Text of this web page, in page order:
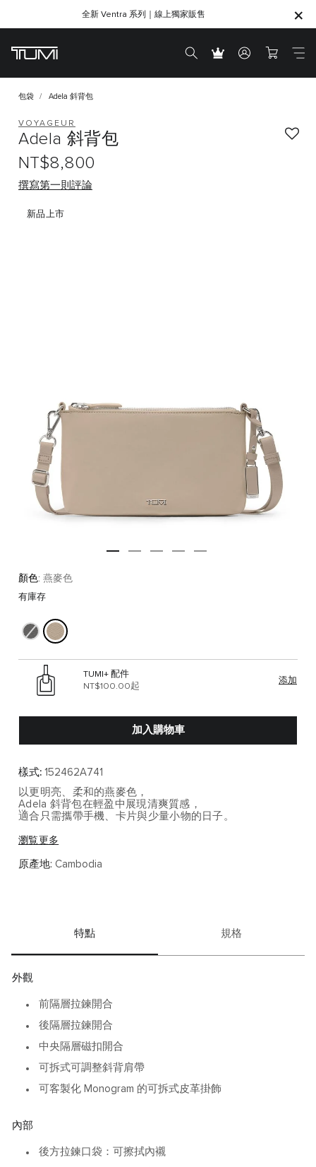
SHOP GIFTS
SHOP GIFTS
全新 Ventra 系列｜線上獨家販售
包袋 Adela 斜背包
新品上市
VOYAGEUR
Adela 斜背包
NT$8,800
撰寫第一則評論
顏色: 燕麥色
有庫存
TUMI+ 配件
NT$100.00起
添加
加入購物車
樣式: 152462A741
以更明亮、柔和的燕麥色，
Adela 斜背包在輕盈中展現清爽質感，
適合只需攜帶手機、卡片與少量小物的日子。
採用輕質尼龍，
前後雙拉鍊隔層與中央夾層規劃，
• 中央口袋採柔軟纖維襯裡，保護手機與精緻小物
Voyageur 系列在輕巧輪廓中保留對細節的堅持，
瀏覧更多
原產地: Cambodia
特點 規格
外觀
前隔層拉鍊開合
後隔層拉鍊開合
中央隔層磁扣開合
可拆式可調整斜背肩帶
可客製化 Monogram 的可拆式皮革掛飾
內部
後方拉鍊口袋：可擦拭內襯